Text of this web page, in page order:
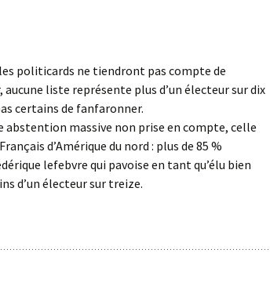
politicards ne tiendront pas compte de
aucune liste représente plus d’un électeur sur dix
certains de fanfaronner.
abstention massive non prise en compte, celle
d’Amérique du nord : plus de 85 %
lefebvre qui pavoise en tant qu’élu bien
d’un électeur sur treize.